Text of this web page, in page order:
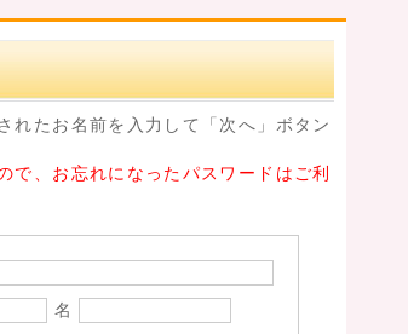
れたお名前を入力して「次へ」ボタン
、お忘れになったパスワードはご利
名